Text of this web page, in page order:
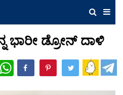
ಭಾರೀ ಡ್ರೋನ್ ದಾಳಿ
WhatsApp